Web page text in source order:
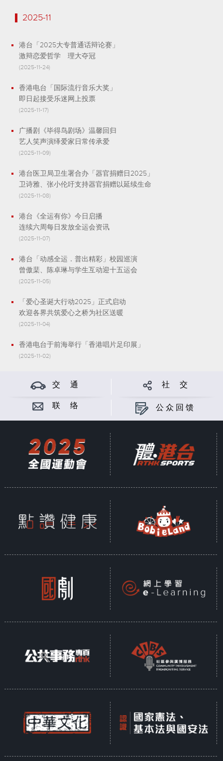
2025-11
港台「2025大专普通话辩论赛」
激辩恋爱哲学 理大夺冠
(2025-11-24)
香港电台「国际流行音乐大奖」
即日起接受乐迷网上投票
(2025-11-17)
广播剧《毕得鸟剧场》温馨回归
艺人笑声演绎爱家日常传承爱
(2025-11-09)
港台医卫局卫生署合办「器官捐赠日2025」
卫诗雅、张小伦吁支持器官捐赠以延续生命
(2025-11-08)
港台《全运有你》今日启播
连续六周每日发放全运会资讯
(2025-11-07)
港台「动感全运．普出精彩」校园巡演
曾傲棐、陈卓琳与学生互动迎十五运会
(2025-11-05)
「爱心圣诞大行动2025」正式启动
欢迎各界共筑爱心之桥为社区送暖
(2025-11-04)
香港电台于前海举行「香港唱片足印展」
(2025-11-02)
交 通 社 交
联 络 公众回馈